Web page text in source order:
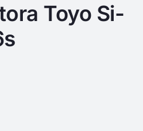
Toyo Si-